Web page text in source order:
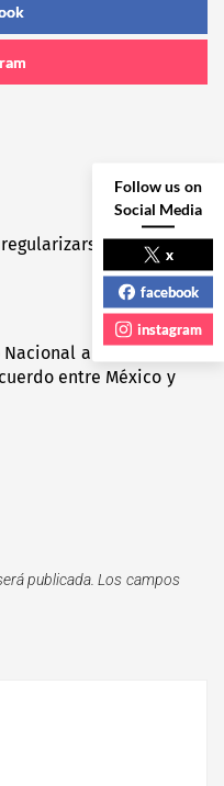
con
a Ursula von
entre México y
publicada. Los campos
Follow us on
Social Media
x
facebook
instagram